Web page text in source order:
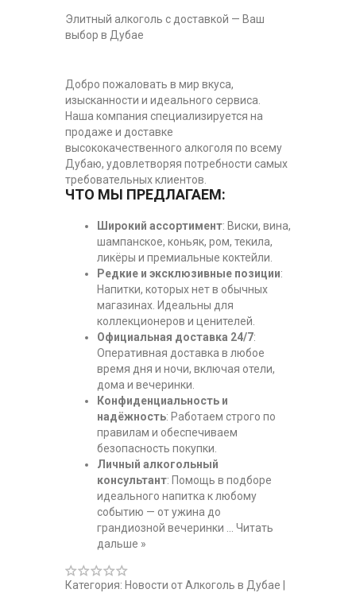
Элитный алкоголь с доставкой — Ваш
выбор в Дубае
Добро пожаловать в мир вкуса,
изысканности и идеального сервиса.
Наша компания специализируется на
продаже и доставке
высококачественного алкоголя по всему
Дубаю, удовлетворяя потребности самых
требовательных клиентов.
ЧТО МЫ ПРЕДЛАГАЕМ:
Широкий ассортимент: Виски, вина,
шампанское, коньяк, ром, текила,
ликёры и премиальные коктейли.
Редкие и эксклюзивные позиции:
Напитки, которых нет в обычных
магазинах. Идеальны для
коллекционеров и ценителей.
Официальная доставка 24/7:
Оперативная доставка в любое
время дня и ночи, включая отели,
дома и вечеринки.
Конфиденциальность и
надёжность: Работаем строго по
правилам и обеспечиваем
безопасность покупки.
Личный алкогольный
консультант: Помощь в подборе
идеального напитка к любому
событию — от ужина до
грандиозной вечеринки
Читать
дальше »
Категория: Новости от Алкоголь в Дубае